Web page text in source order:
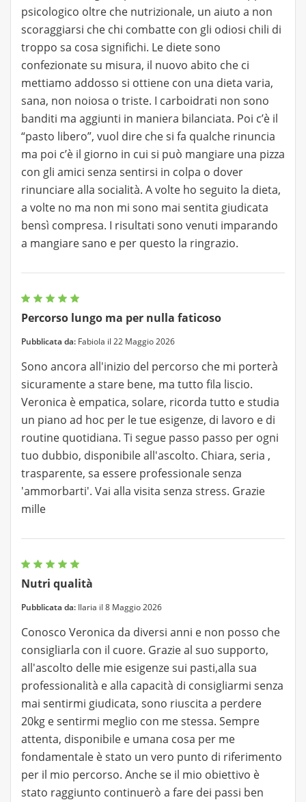
psicologico oltre che nutrizionale, un aiuto a non
scoraggiarsi che chi combatte con gli odiosi chili di
troppo sa cosa significhi. Le diete sono
confezionate su misura, il nuovo abito che ci
mettiamo addosso si ottiene con una dieta varia,
sana, non noiosa o triste. I carboidrati non sono
banditi ma aggiunti in maniera bilanciata. Poi c’è il
“pasto libero”, vuol dire che si fa qualche rinuncia
ma poi c’è il giorno in cui si può mangiare una pizza
con gli amici senza sentirsi in colpa o dover
rinunciare alla socialità. A volte ho seguito la dieta,
a volte no ma non mi sono mai sentita giudicata
bensì compresa. I risultati sono venuti imparando
a mangiare sano e per questo la ringrazio.
Percorso lungo ma per nulla faticoso
Pubblicata da: Fabiola il 22 Maggio 2026
Sono ancora all'inizio del percorso che mi porterà
sicuramente a stare bene, ma tutto fila liscio.
Veronica è empatica, solare, ricorda tutto e studia
un piano ad hoc per le tue esigenze, di lavoro e di
routine quotidiana. Ti segue passo passo per ogni
tuo dubbio, disponibile all'ascolto. Chiara, seria ,
trasparente, sa essere professionale senza
'ammorbarti'. Vai alla visita senza stress. Grazie
mille
Nutri qualità
Pubblicata da: Ilaria il 8 Maggio 2026
Conosco Veronica da diversi anni e non posso che
consigliarla con il cuore. Grazie al suo supporto,
all'ascolto delle mie esigenze sui pasti,alla sua
professionalità e alla capacità di consigliarmi senza
mai sentirmi giudicata, sono riuscita a perdere
20kg e sentirmi meglio con me stessa. Sempre
attenta, disponibile e umana cosa per me
fondamentale è stato un vero punto di riferimento
per il mio percorso. Anche se il mio obiettivo è
stato raggiunto continuerò a fare dei passi ben